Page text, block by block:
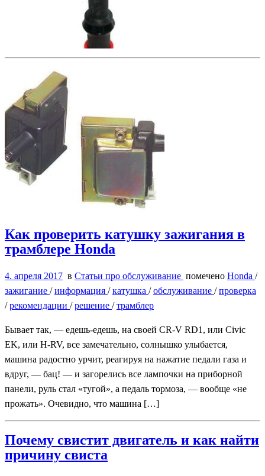
Как проверить катушку зажигания в
трамблере Honda
4. апреля 2017 в Статьи про обслуживание помечено Honda /
зажигание /информация /катушка /обслуживание /проверка
/рекомендации /решение /трамблер
Бывает так, — едешь-едешь, на своей CR-V RD1, или Civic
EK, или H-RV, все замечательно, солнышко улыбается,
машина радостно урчит, реагируя на нажатие педали газа и
вдруг, — бац! — и загорелись все лампочки на приборной
панели, руль стал «тугой», а педаль тормоза, — вообще «не
прожать». Очевидно, что машина […]
Почему свистит двигатель и как найти
причину свиста